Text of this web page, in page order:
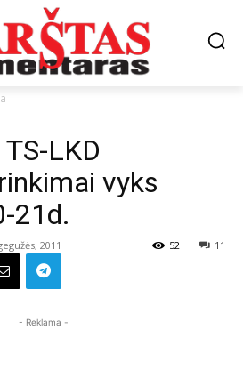
LKD
vyks
21d.
2011 11
52
- Reklama -